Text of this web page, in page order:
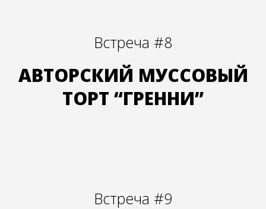
Встреча #8
АВТОРСКИЙ МУССОВЫЙ
ТОРТ “ГРЕННИ”
Встреча #9